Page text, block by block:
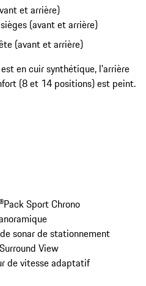
et arrière)
(avant et arrière)
(avant et arrière)
en cuir synthétique, l'arrière
(8 et 14 positions) est peint.
Pack Sport Chrono
sonar de stationnement
View
de vitesse adaptatif